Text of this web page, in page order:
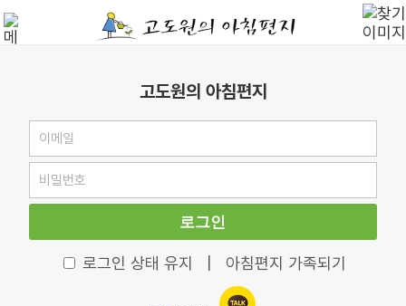
고도원의 아침편지
로그인
로그인 상태 유지 아침편지 가족되기